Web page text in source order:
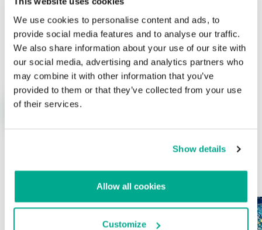
We use cookies to personalise content and ads, to
provide social media features and to analyse our traffic.
We also share information about your use of our site with
our social media, advertising and analytics partners who
may combine it with other information that you’ve
provided to them or that they’ve collected from your use
of their services.
Show details
Allow all cookies
Customize
Nombre* Correo electrónico *
ÚLTIMAS PUBLICACIONES